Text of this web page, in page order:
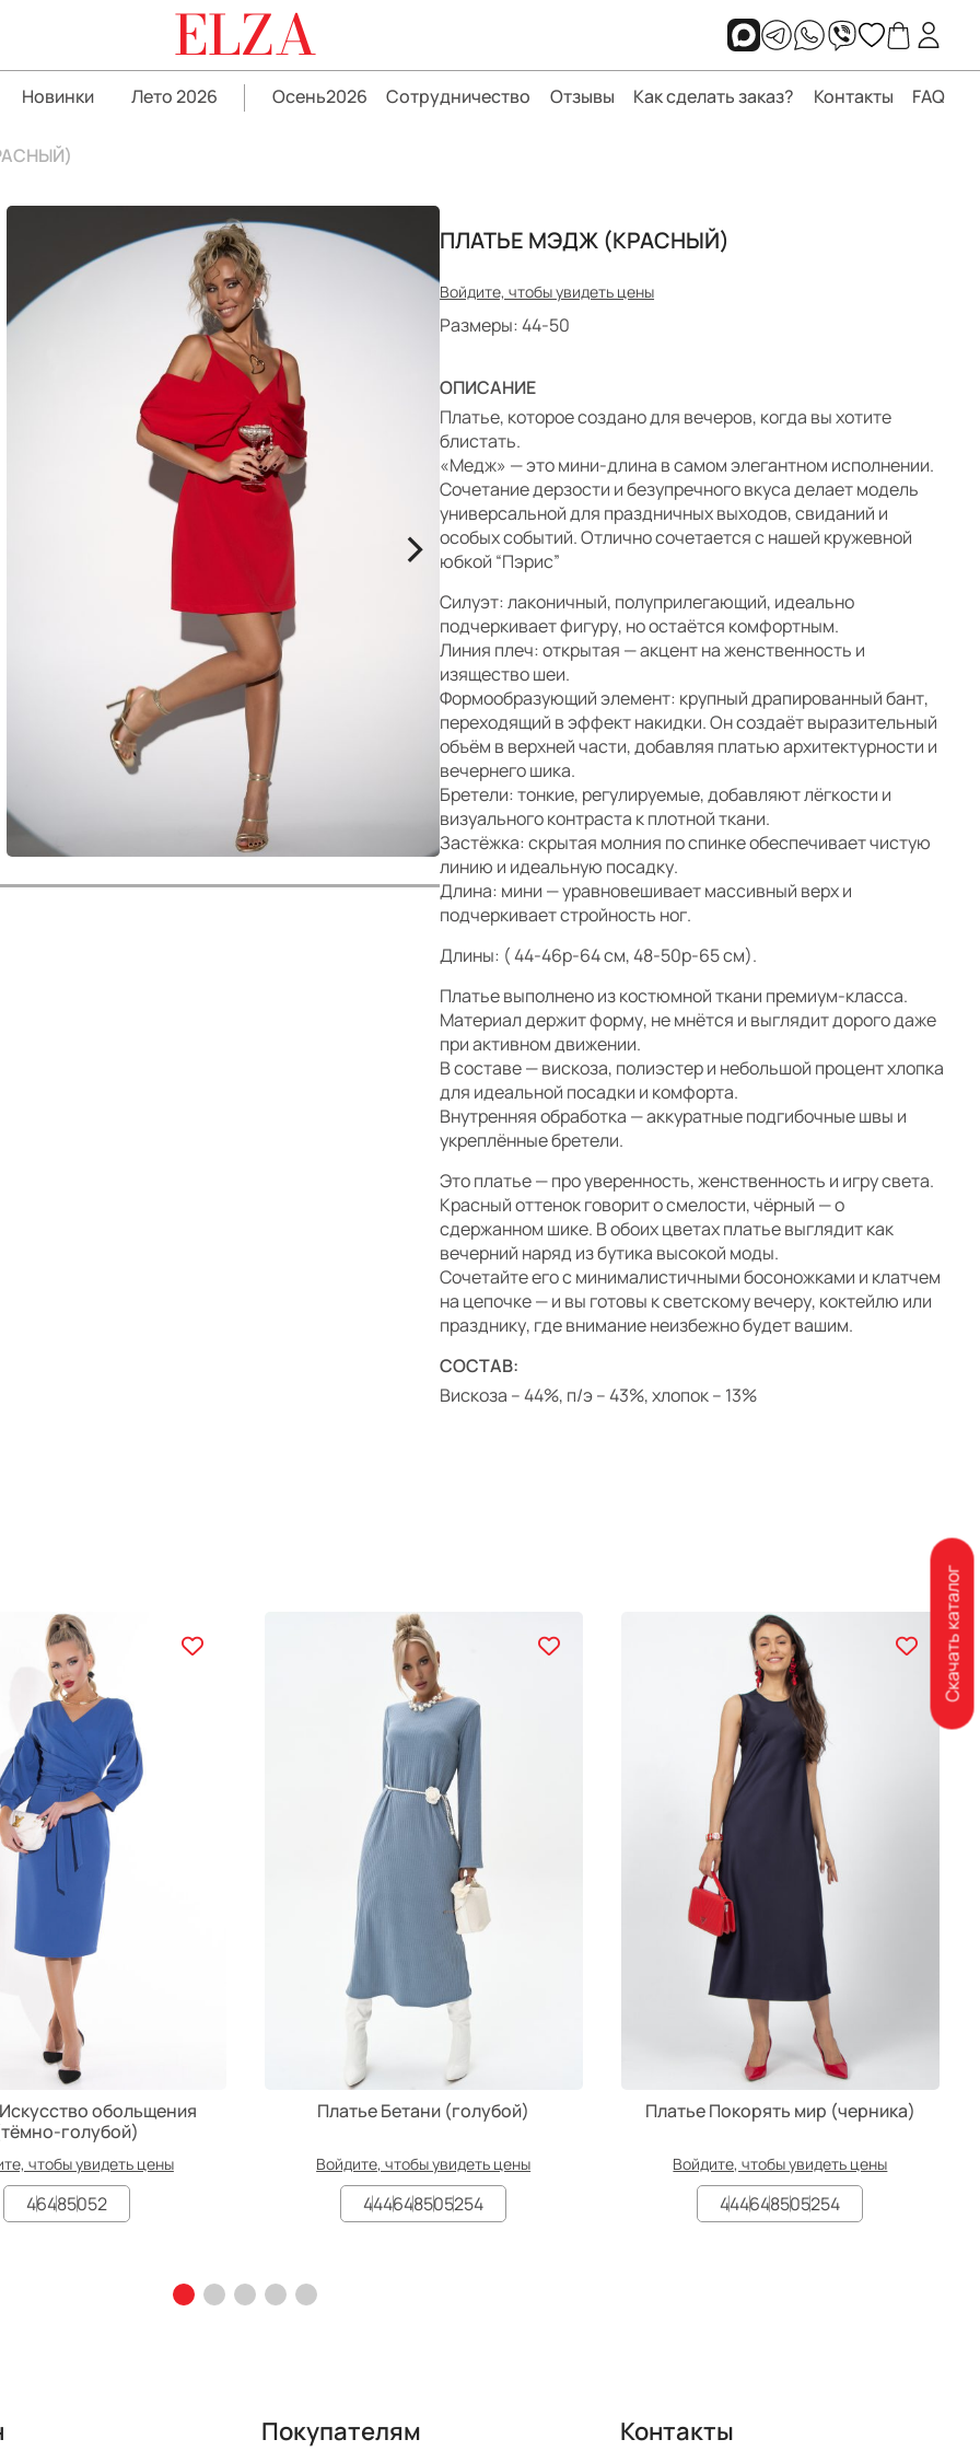
ELZA
Новинки Лето 2026 Осень2026 Сотрудничество Отзывы Как сделать заказ? Контакты FAQ
>
ПЛАТЬЕ МЭДЖ (КРАСНЫЙ)
Войдите, чтобы увидеть цены
Размеры: 44-50
ОПИСАНИЕ
Платье, которое создано для вечеров, когда вы хотите
блистать.
«Медж» — это мини-длина в самом элегантном исполнении.
Сочетание дерзости и безупречного вкуса делает модель
универсальной для праздничных выходов, свиданий и
особых событий. Отлично сочетается с нашей кружевной
юбкой “Пэрис”
Силуэт: лаконичный, полуприлегающий, идеально
подчеркивает фигуру, но остаётся комфортным.
Линия плеч: открытая — акцент на женственность и
изящество шеи.
Формообразующий элемент: крупный драпированный бант,
переходящий в эффект накидки. Он создаёт выразительный
объём в верхней части, добавляя платью архитектурности и
вечернего шика.
Бретели: тонкие, регулируемые, добавляют лёгкости и
визуального контраста к плотной ткани.
Застёжка: скрытая молния по спинке обеспечивает чистую
линию и идеальную посадку.
Длина: мини — уравновешивает массивный верх и
подчеркивает стройность ног.
Длины: ( 44-46р-64 см, 48-50р-65 см).
Платье выполнено из костюмной ткани премиум-класса.
Материал держит форму, не мнётся и выглядит дорого даже
при активном движении.
В составе — вискоза, полиэстер и небольшой процент хлопка
для идеальной посадки и комфорта.
Внутренняя обработка — аккуратные подгибочные швы и
укреплённые бретели.
Это платье — про уверенность, женственность и игру света.
Красный оттенок говорит о смелости, чёрный — о
сдержанном шике. В обоих цветах платье выглядит как
вечерний наряд из бутика высокой моды.
Сочетайте его с минималистичными босоножками и клатчем
на цепочке — и вы готовы к светскому вечеру, коктейлю или
празднику, где внимание неизбежно будет вашим.
СОСТАВ:
Вискоза – 44%, п/э – 43%, хлопок – 13%
обольщения
голубой)
чтобы увидеть цены
46485052
Платье Бетани (голубой)
Войдите, чтобы увидеть цены
444648505254
Платье Покорять мир (черника)
Войдите, чтобы увидеть цены
444648505254
Покупателям Контакты
Скачать каталог